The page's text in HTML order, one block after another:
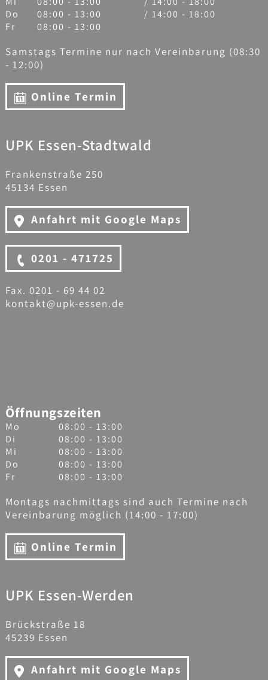
Do
08:00 - 13:00
/ 14:00 - 18:00
Fr
08:00 - 13:00
Samstags Termine nur nach Vereinbarung (08:30
- 12:00)
Online Termin
UPK Essen-Stadtwald
Frankenstraße 250
45134 Essen
Anfahrt mit Google Maps
0201 - 471725
Fax. 0201 - 69 44 02
kontakt@upk-essen.de
Öffnungszeiten
Mo
08:00 - 13:00
Di
08:00 - 13:00
Mi
08:00 - 13:00
Do
08:00 - 13:00
Fr
08:00 - 13:00
Montags nachmittags sind auch Termine nach
Vereinbarung möglich (14:00 - 17:00)
Online Termin
UPK Essen-Werden
Brückstraße 18
45239 Essen
Anfahrt mit Google Maps